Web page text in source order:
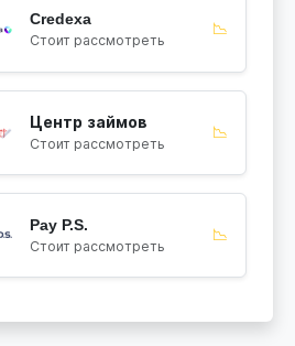
Credexa
Стоит рассмотреть
📉
Центр займов
Стоит рассмотреть
📉
Pay P.S.
Стоит рассмотреть
📉